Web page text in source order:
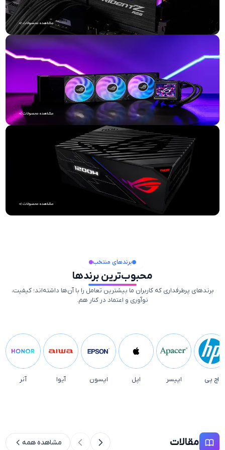
برندهای منتخب
محبوب‌ترین برندها
برندهای پرطرفداری که کاربران ما بیشترین تعامل را با آن‌ها داشته‌اند؛ کیفیت،
نوآوری و اعتماد در کنار هم.
آنر آیوا اپسون اپل اپیسر اچ پی
مقالات مشاهده همه